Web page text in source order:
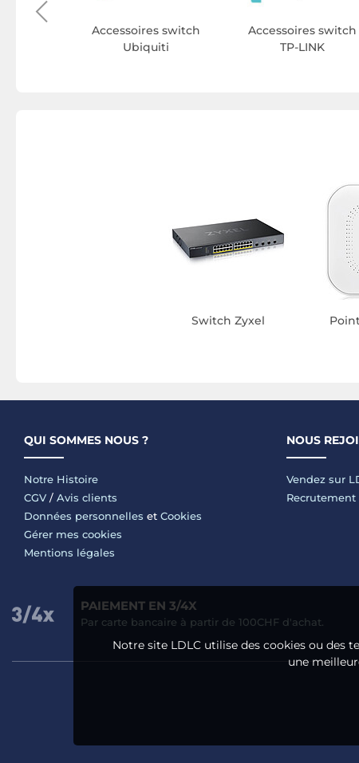
Accessoires switch
Ubiquiti
Accessoires switch
TP-LINK
Switch Zyxel
QUI SOMMES NOUS ?
Notre Histoire
CGV / Avis clients
Données personnelles et Cookies
Gérer mes cookies
Mentions légales
NOUS
Vendez sur
Recrutement
PAIEMENT EN 3/4X
Par carte bancaire à partir de 100CHF d'achat.
Notre site LDLC utilise des cookies ou des
une